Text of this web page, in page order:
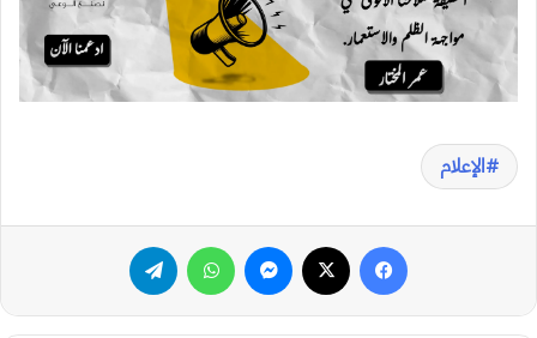
الإعلام
فيسبوك ماسنجر واتساب